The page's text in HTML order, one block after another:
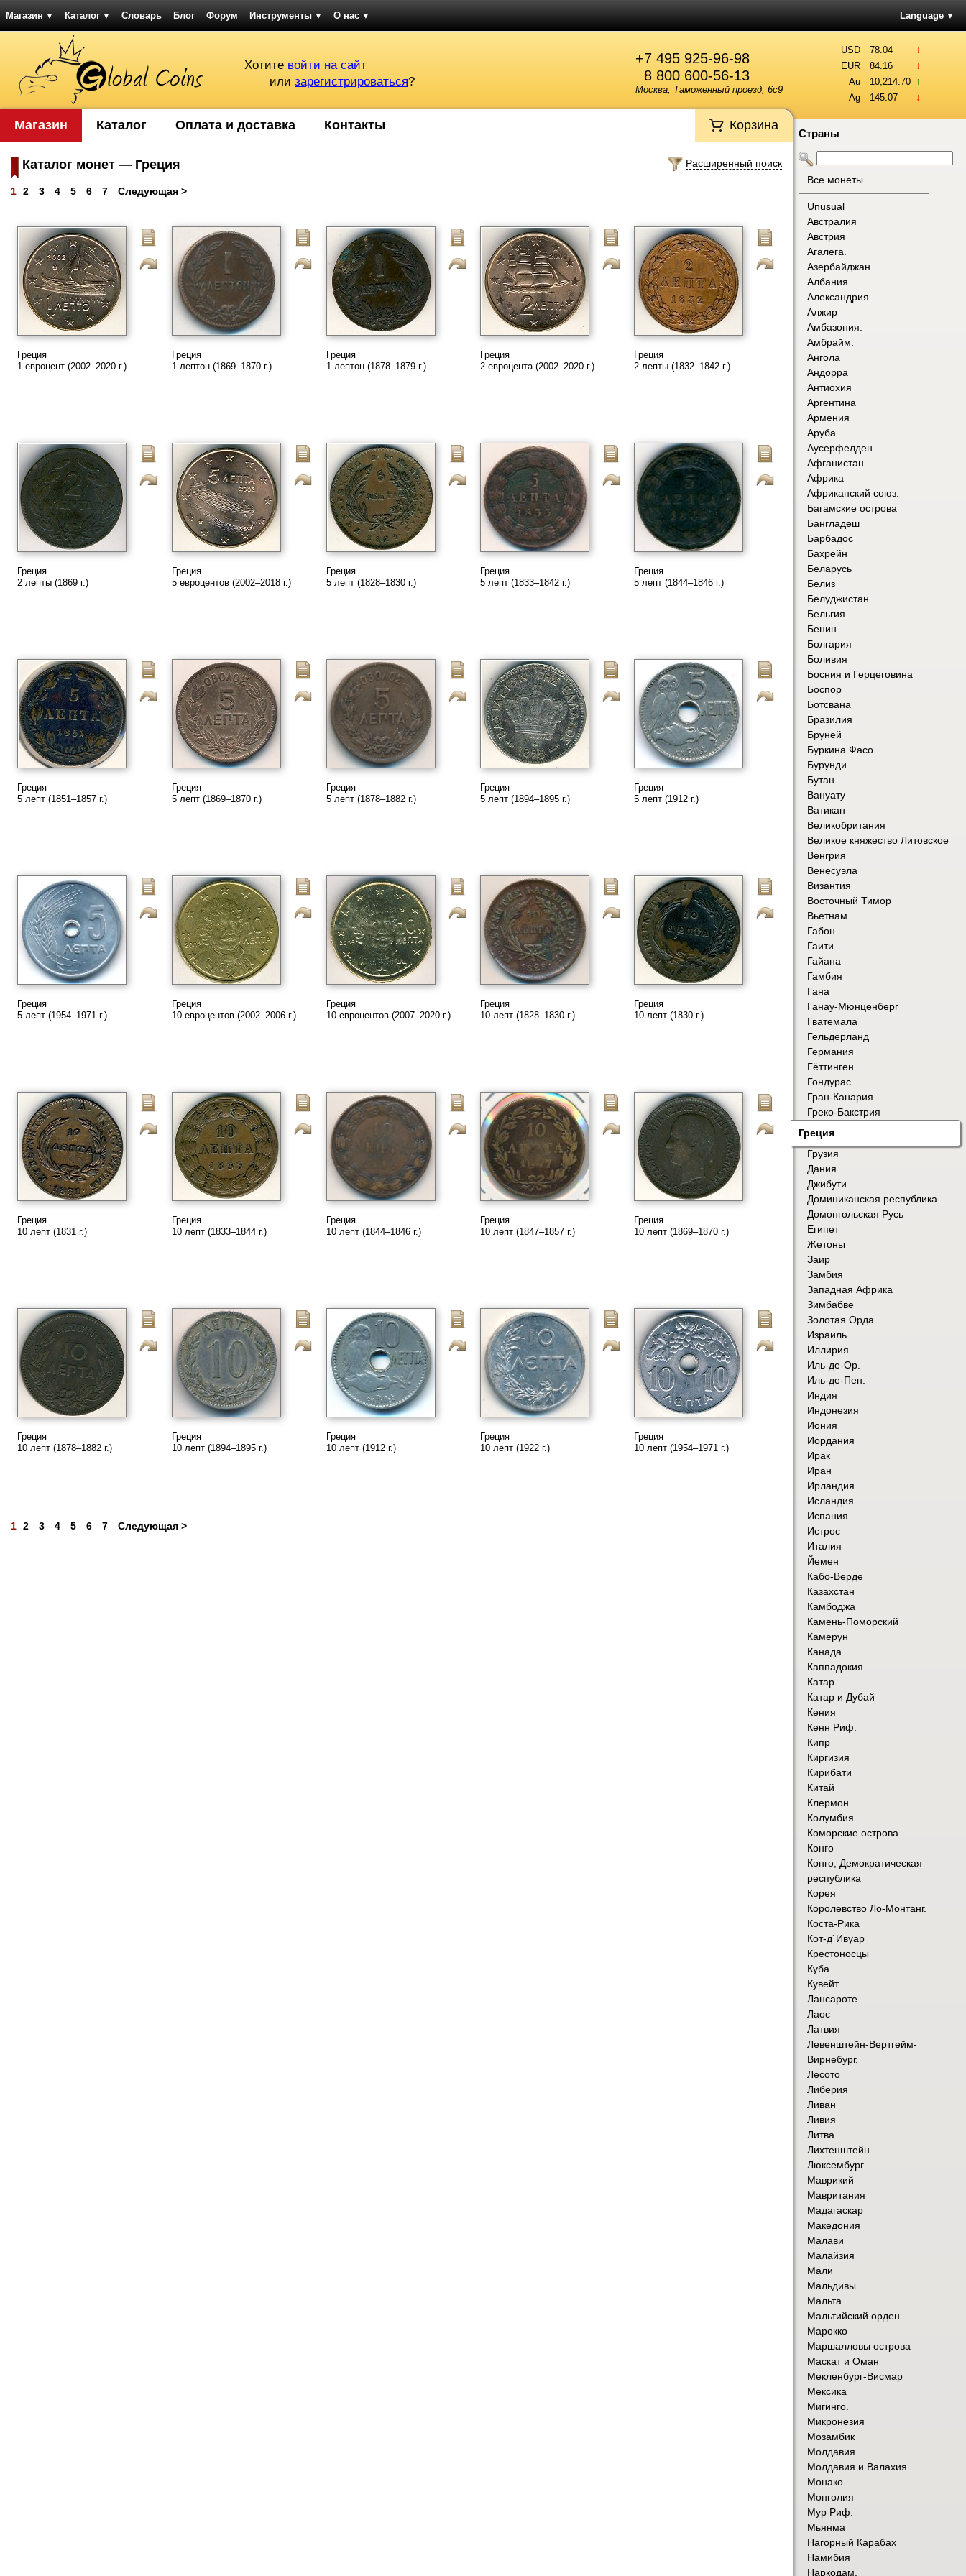
Магазин ▼ Каталог ▼ Словарь Блог Форум Инструменты ▼ О нас ▼ Language ▼
+7 495 925-96-98
8 800 600-56-13
Москва, Таможенный проезд, 6с9
Хотите войти на сайт
или зарегистрироваться?
USD 78.04 ↓
EUR 84.16 ↓
Au 10,214.70 ↑
Ag 145.07 ↓
Магазин Каталог Оплата и доставка Контакты Корзина
Расширенный поиск
Каталог монет — Греция
1 2 3 4 5 6 7 Следующая >
Греция
1 евроцент (2002–2020 г.)
Греция
1 лептон (1869–1870 г.)
Греция
1 лептон (1878–1879 г.)
Греция
2 евроцента (2002–2020 г.)
Греция
2 лепты (1832–1842 г.)
Греция
2 лепты (1869 г.)
Греция
5 евроцентов (2002–2018 г.)
Греция
5 лепт (1828–1830 г.)
Греция
5 лепт (1833–1842 г.)
Греция
5 лепт (1844–1846 г.)
Греция
5 лепт (1851–1857 г.)
Греция
5 лепт (1869–1870 г.)
Греция
5 лепт (1878–1882 г.)
Греция
5 лепт (1894–1895 г.)
Греция
5 лепт (1912 г.)
Греция
5 лепт (1954–1971 г.)
Греция
10 евроцентов (2002–2006 г.)
Греция
10 евроцентов (2007–2020 г.)
Греция
10 лепт (1828–1830 г.)
Греция
10 лепт (1830 г.)
Греция
10 лепт (1831 г.)
Греция
10 лепт (1833–1844 г.)
Греция
10 лепт (1844–1846 г.)
Греция
10 лепт (1847–1857 г.)
Греция
10 лепт (1869–1870 г.)
Греция
10 лепт (1878–1882 г.)
Греция
10 лепт (1894–1895 г.)
Греция
10 лепт (1912 г.)
Греция
10 лепт (1922 г.)
Греция
10 лепт (1954–1971 г.)
1 2 3 4 5 6 7 Следующая >
Страны
Все монеты
Unusual
Австралия
Австрия
Агалега.
Азербайджан
Албания
Александрия
Алжир
Амбазония.
Амбрайм.
Ангола
Андорра
Антиохия
Аргентина
Армения
Аруба
Аусерфелден.
Афганистан
Африка
Африканский союз.
Багамские острова
Бангладеш
Барбадос
Бахрейн
Беларусь
Белиз
Белуджистан.
Бельгия
Бенин
Болгария
Боливия
Босния и Герцеговина
Боспор
Ботсвана
Бразилия
Бруней
Буркина Фасо
Бурунди
Бутан
Вануату
Ватикан
Великобритания
Великое княжество Литовское
Венгрия
Венесуэла
Византия
Восточный Тимор
Вьетнам
Габон
Гаити
Гайана
Гамбия
Гана
Ганау-Мюнценберг
Гватемала
Гельдерланд
Германия
Гёттинген
Гондурас
Гран-Канария.
Греко-Бакстрия
Греция
Грузия
Дания
Джибути
Доминиканская республика
Домонгольская Русь
Египет
Жетоны
Заир
Замбия
Западная Африка
Зимбабве
Золотая Орда
Израиль
Иллирия
Иль-де-Ор.
Иль-де-Пен.
Индия
Индонезия
Иония
Иордания
Ирак
Иран
Ирландия
Исландия
Испания
Истрос
Италия
Йемен
Кабо-Верде
Казахстан
Камбоджа
Камень-Поморский
Камерун
Канада
Каппадокия
Катар
Катар и Дубай
Кения
Кенн Риф.
Кипр
Киргизия
Кирибати
Китай
Клермон
Колумбия
Коморские острова
Конго
Конго, Демократическая
республика
Корея
Королевство Ло-Монтанг.
Коста-Рика
Кот-д`Ивуар
Крестоносцы
Куба
Кувейт
Лансароте
Лаос
Латвия
Левенштейн-Вертгейм-
Вирнебург.
Лесото
Либерия
Ливан
Ливия
Литва
Лихтенштейн
Люксембург
Маврикий
Мавритания
Мадагаскар
Македония
Малави
Малайзия
Мали
Мальдивы
Мальта
Мальтийский орден
Марокко
Маршалловы острова
Маскат и Оман
Мекленбург-Висмар
Мексика
Мигинго.
Микронезия
Мозамбик
Молдавия
Молдавия и Валахия
Монако
Монголия
Мур Риф.
Мьянма
Нагорный Карабах
Намибия
Наркодам.